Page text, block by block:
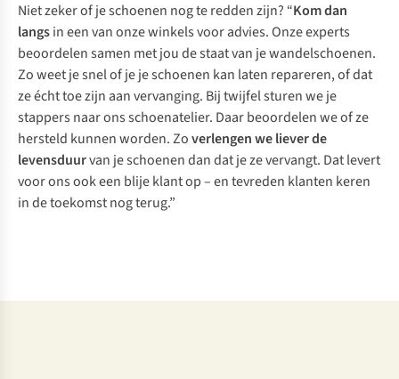
Niet zeker of je schoenen nog te redden zijn? “Kom dan
langsin een van onze winkels voor advies. Onze experts
beoordelen samen met jou de staat van je wandelschoenen.
Zo weet je snel of je je schoenen kan laten repareren, of dat
ze écht toe zijn aan vervanging. Bij twijfel sturen we je
stappers naar ons schoenatelier. Daar beoordelen we of ze
hersteld kunnen worden. Zoverlengen we liever de
levensduurvan je schoenen dan dat je ze vervangt. Dat levert
voor ons ook een blije klant op – en tevreden klanten keren
in de toekomst nog terug.”